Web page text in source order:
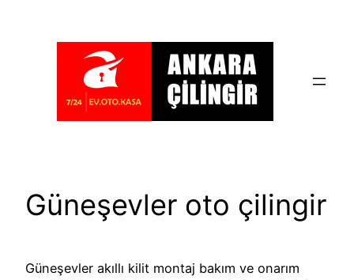
Güneşevler oto çilingir
Güneşevler akıllı kilit montaj bakım ve onarım